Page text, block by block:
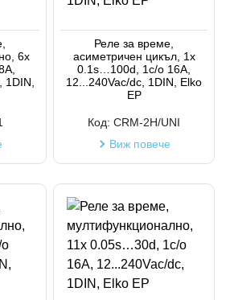
6x
1DIN,
Реле за време,
асиметричен цикъл, 1x
0.1s…100d, 1c/o 16A,
12...240Vac/dc, 1DIN, Elko
EP
Код: CRM-2H/UNI
Виж повече